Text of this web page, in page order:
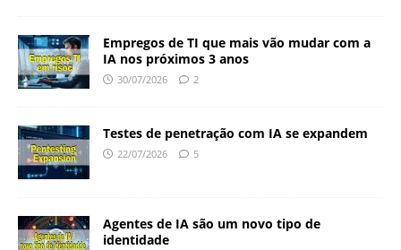
Empregos de TI que mais vão mudar com a
IA nos próximos 3 anos
30/07/2026 2
Testes de penetração com IA se expandem
22/07/2026 5
Agentes de IA são um novo tipo de
identidade